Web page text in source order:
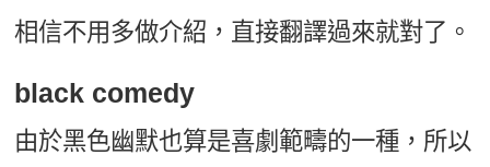
相信不用多做介紹，直接翻譯過來就對了。
black comedy
由於黑色幽默也算是喜劇範疇的一種，所以